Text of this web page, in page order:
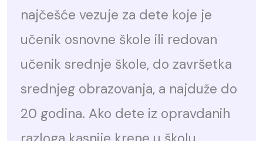
najčešće vezuje za dete koje je
učenik osnovne škole ili redovan
učenik srednje škole, do završetka
srednjeg obrazovanja, a najduže do
20 godina. Ako dete iz opravdanih